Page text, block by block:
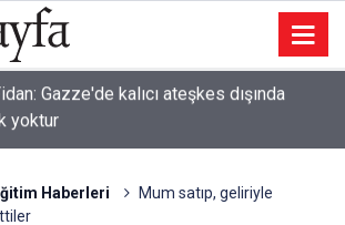
tekmeli yumruklu kavga: 5 yaralı
Haberleri
Mum satıp, geliriyle